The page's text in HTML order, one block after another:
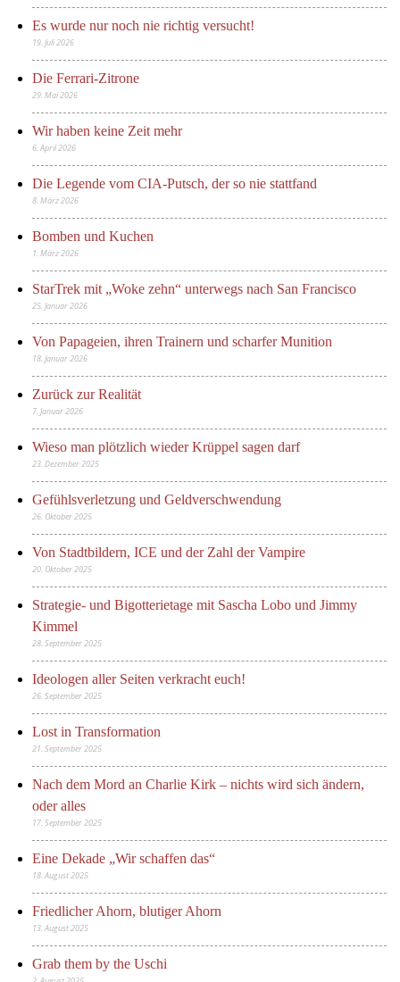
Es wurde nur noch nie richtig versucht!
19. Juli 2026
Die Ferrari-Zitrone
29. Mai 2026
Wir haben keine Zeit mehr
6. April 2026
Die Legende vom CIA-Putsch, der so nie stattfand
8. März 2026
Bomben und Kuchen
1. März 2026
StarTrek mit „Woke zehn“ unterwegs nach San Francisco
25. Januar 2026
Von Papageien, ihren Trainern und scharfer Munition
18. Januar 2026
Zurück zur Realität
7. Januar 2026
Wieso man plötzlich wieder Krüppel sagen darf
23. Dezember 2025
Gefühlsverletzung und Geldverschwendung
26. Oktober 2025
Von Stadtbildern, ICE und der Zahl der Vampire
20. Oktober 2025
Strategie- und Bigotterietage mit Sascha Lobo und Jimmy
Kimmel
28. September 2025
Ideologen aller Seiten verkracht euch!
26. September 2025
Lost in Transformation
21. September 2025
Nach dem Mord an Charlie Kirk – nichts wird sich ändern,
oder alles
17. September 2025
Eine Dekade „Wir schaffen das“
18. August 2025
Friedlicher Ahorn, blutiger Ahorn
13. August 2025
Grab them by the Uschi